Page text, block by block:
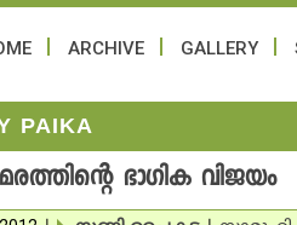
ARCHIVE GALLERY
PAIKA
ഭാഗിക വിജയം